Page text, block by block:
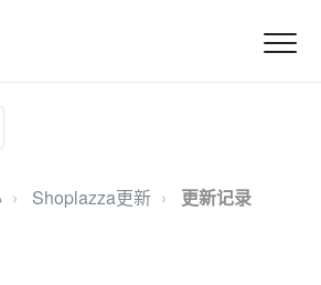
Shoplazza更新 更新记录